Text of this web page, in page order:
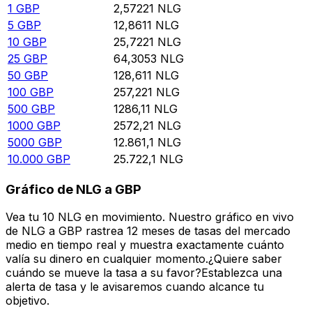
1 GBP 2,57221 NLG
5 GBP 12,8611 NLG
10 GBP 25,7221 NLG
25 GBP 64,3053 NLG
50 GBP 128,611 NLG
100 GBP 257,221 NLG
500 GBP 1286,11 NLG
1000 GBP 2572,21 NLG
5000 GBP 12.861,1 NLG
10.000 GBP 25.722,1 NLG
Gráfico de NLG a GBP
Vea tu 10 NLG en movimiento. Nuestro gráfico en vivo
de NLG a GBP rastrea 12 meses de tasas del mercado
medio en tiempo real y muestra exactamente cuánto
valía su dinero en cualquier momento.¿Quiere saber
cuándo se mueve la tasa a su favor?Establezca una
alerta de tasa y le avisaremos cuando alcance tu
objetivo.